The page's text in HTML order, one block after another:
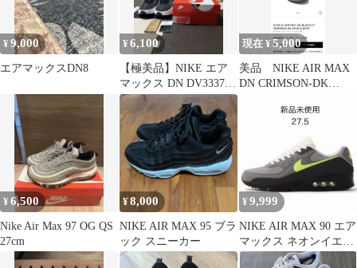
¥9,000
エアマックスDN8
¥6,100
【極美品】NIKE エア
マックス DN DV3337-
003 /メンズ29.0
現在 ¥5,000
美品 NIKE AIR MAX
DN CRIMSON-DK
¥6,500
Nike Air Max 97 OG QS
27cm
¥8,000
NIKE AIR MAX 95 ブラ
ック スニーカー
¥ 9,999
NIKE AIR MAX 90 エア
マックス ネオンイエロ
ー 27.5cm 新品